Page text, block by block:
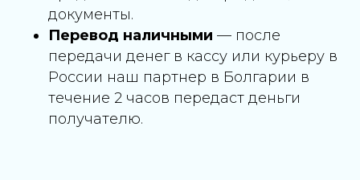
документы.
Перевод наличными — после
передачи денег в кассу или курьеру в
России наш партнер в Болгарии в
течение 2 часов передаст деньги
получателю.